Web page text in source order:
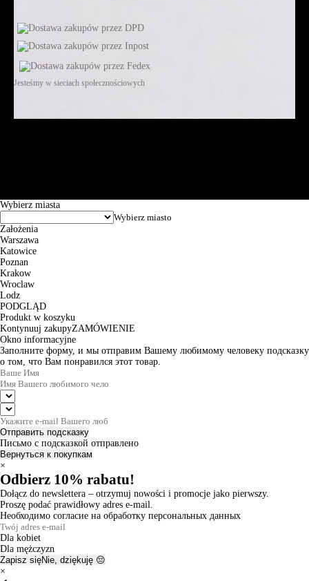
Jesteśmy w sieciach społecznościowych
Wybierz miasta
Założenia
Warszawa
Katowice
Poznan
Krakow
Wroclaw
Lodz
PODGLĄD
Produkt w koszyku
Kontynuuj zakupyZAMÓWIENIE
Okno informacyjne
Заполните форму, и мы отправим Вашему любимому человеку подсказку
о том, что Вам понравился этот товар.
Отправить подсказку
Письмо с подсказкой отправлено
Вернуться к покупкам
×
Odbierz 10% rabatu!
Dołącz do newslettera – otrzymuj nowości i promocje jako pierwszy.
Proszę podać prawidłowy adres e-mail.
Необходимо согласие на обработку персональных данных
Dla kobiet
Dla mężczyzn
Zapisz sięNie, dziękuję 😔
×